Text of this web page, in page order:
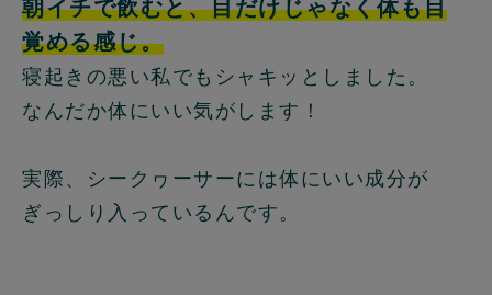
朝イチで飲むと、目だけじゃなく体も目
覚める感じ。
寝起きの悪い私でもシャキッとしました。
なんだか体にいい気がします！
実際、シークヮーサーには体にいい成分が
ぎっしり入っているんです。